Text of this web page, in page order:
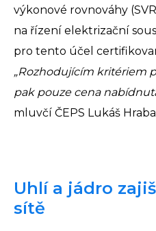
výkonové rovnováhy
na řízení elektrizační
pro tento účel
„Rozhodujícím kritériem
pak pouze cena
mluvčí ČEPS Lukáš
Uhlí a jádro
sítě